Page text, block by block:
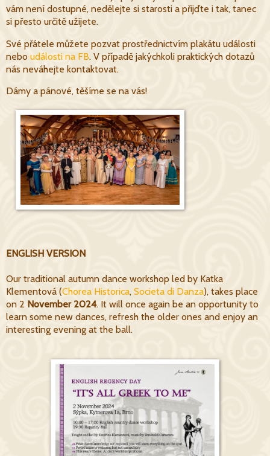
vám není dostupné, nedělejte si starosti a přijďte i tak, tanec
si přesto určitě užijete.
Své přátele můžete pozvat prostřednictvím plakátu události
nebo události na FB. V případě jakýchkoli praktických dotazů
nás neváhejte kontaktovat.
Dámy a pánové, těšíme se na vás!
ENGLISH VERSION
Our traditional autumn dance workshop led by Katka
Klementová (Chorea Historica, Societa di Danza), takes place
on 2 November 2024. It will once again be an opportunity to
learn some new dances, refresh the older ones and enjoy an
interesting evening at the ball.